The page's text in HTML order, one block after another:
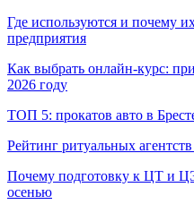
Где используются и почему
предприятия
Как выбрать онлайн-курс:
2026 году
ТОП 5: прокатов авто в
Рейтинг ритуальных
Почему подготовку к ЦТ и
осенью